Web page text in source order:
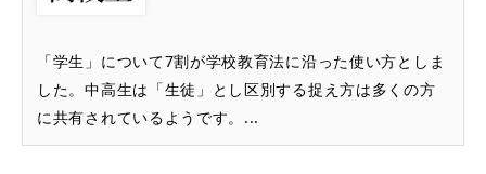
「学生」について7割が学校教育法に沿った使い方としま
した。中高生は「生徒」とし区別する捉え方は多くの方
に共有されているようです。...